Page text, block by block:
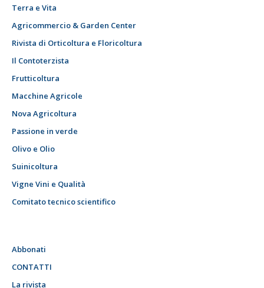
Terra e Vita
Agricommercio & Garden Center
Rivista di Orticoltura e Floricoltura
Il Contoterzista
Frutticoltura
Macchine Agricole
Nova Agricoltura
Passione in verde
Olivo e Olio
Suinicoltura
Vigne Vini e Qualità
Comitato tecnico scientifico
Abbonati
CONTATTI
La rivista